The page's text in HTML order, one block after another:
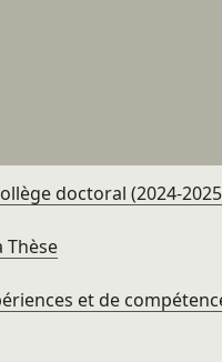
doctoral (2024-
Thèse
et de